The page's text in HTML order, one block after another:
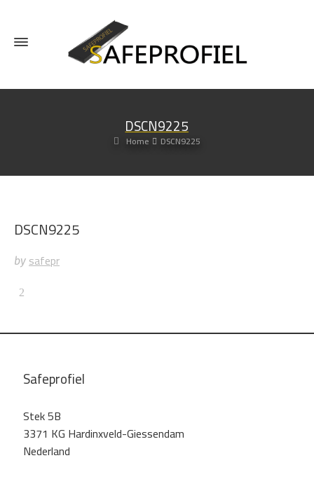
DSCN9225
Home DSCN9225
DSCN9225
by safepr
Safeprofiel
Stek 5B
3371 KG Hardinxveld-Giessendam
Nederland